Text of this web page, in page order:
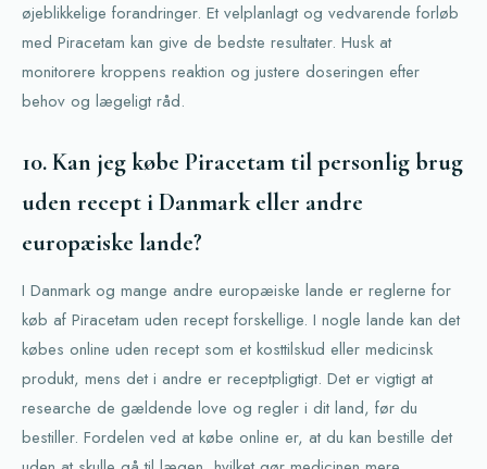
øjeblikkelige forandringer. Et velplanlagt og vedvarende forløb
med Piracetam kan give de bedste resultater. Husk at
monitorere kroppens reaktion og justere doseringen efter
behov og lægeligt råd.
10. Kan jeg købe Piracetam til personlig brug
uden recept i Danmark eller andre
europæiske lande?
I Danmark og mange andre europæiske lande er reglerne for
køb af Piracetam uden recept forskellige. I nogle lande kan det
købes online uden recept som et kosttilskud eller medicinsk
produkt, mens det i andre er receptpligtigt. Det er vigtigt at
researche de gældende love og regler i dit land, før du
bestiller. Fordelen ved at købe online er, at du kan bestille det